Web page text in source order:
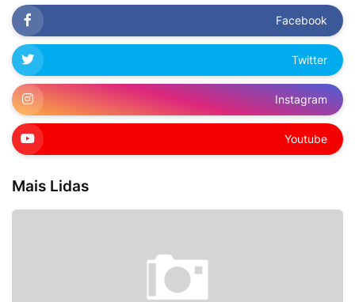
Facebook
Twitter
Instagram
Youtube
Mais Lidas